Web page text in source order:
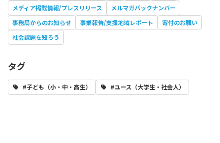
メディア掲載情報/プレスリリース
メルマガバックナンバー
事務局からのお知らせ
事業報告/支援地域レポート
寄付のお願い
社会課題を知ろう
タグ
#子ども（小・中・高生） #ユース（大学生・社会人）